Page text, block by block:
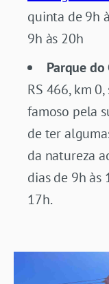
quinta de 9h
9h às 20h
Parque do
RS 466, km
famoso pela
de ter
da natureza
dias de 9h
17h.